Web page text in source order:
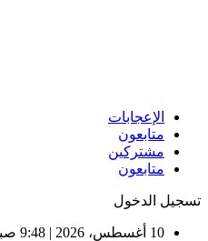
الإعجابات
متابعون
مشتركين
متابعون
تسجيل الدخول
10 أغسطس، 2026 | 9:48 صباحًا